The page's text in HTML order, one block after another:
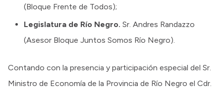
(Bloque Frente de Todos);
Legislatura de Río Negro. Sr. Andres Randazzo
(Asesor Bloque Juntos Somos Río Negro).
Contando con la presencia y participación especial del Sr.
Ministro de Economía de la Provincia de Río Negro el Cdr.